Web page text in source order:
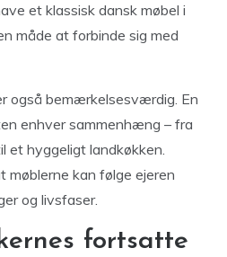
et klassisk dansk møbel i
måde at forbinde sig med
også bemærkelsesværdig. En
enhver sammenhæng – fra
et hyggeligt landkøkken.
møblerne kan følge ejeren
og livsfaser.
fortsatte